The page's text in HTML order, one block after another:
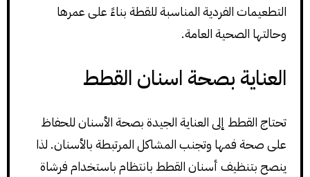
التطعيمات الفردية المناسبة للقطة بناءً على عمرها
وحالتها الصحية العامة.
العناية بصحة اسنان القطط
تحتاج القطط إلى العناية الجيدة بصحة الأسنان للحفاظ
على صحة فمها وتجنب المشاكل المرتبطة بالأسنان. لذا
ينصح بتنظيف أسنان القطط بانتظام باستخدام فرشاة